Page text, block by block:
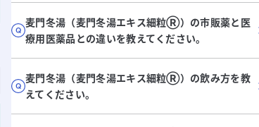
麦門冬湯（麦門冬湯エキス細粒Ⓡ️）の市販薬と医
療用医薬品との違いを教えてください。
麦門冬湯（麦門冬湯エキス細粒Ⓡ️）の飲み方を教
えてください。